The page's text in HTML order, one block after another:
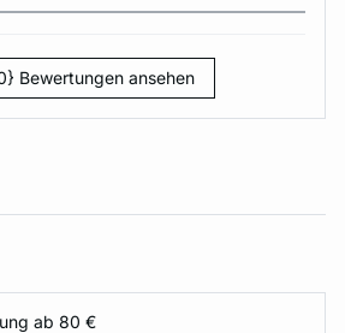
Bewertungen ansehen
ab 80 €